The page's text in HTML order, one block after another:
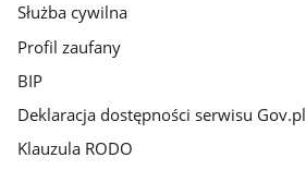
Służba cywilna
Profil zaufany
BIP
Deklaracja dostępności serwisu Gov.pl
Klauzula RODO